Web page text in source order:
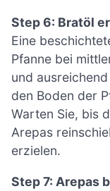
Step 6: Bratöl
Eine
Pfanne bei
und
den Boden der
Warten Sie, bis
Arepas
erzielen.
Step 7: Arepas